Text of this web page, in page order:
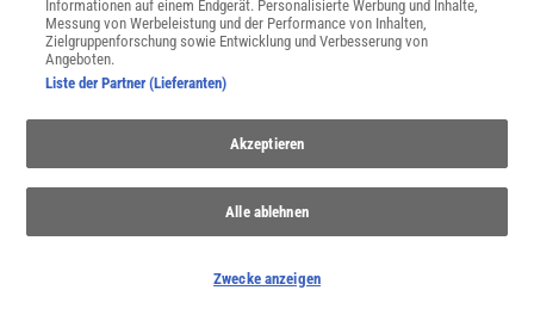
mit Ihren personenbezogenen Daten finden Sie in unserer Datenschutzerklärung.
Spektrum Shop
Presse
Informationen auf einem Endgerät. Personalisierte Werbung und Inhalte,
Messung von Werbeleistung und der Performance von Inhalten,
Zielgruppenforschung sowie Entwicklung und Verbesserung von
Angeboten.
Liste der Partner (Lieferanten)
Akzeptieren
Alle ablehnen
Zwecke anzeigen